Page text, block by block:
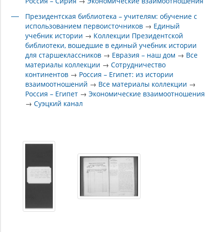
Президентская библиотека – учителям: обучение с
использованием первоисточников → Единый
учебник истории → Коллекции Президентской
библиотеки, вошедшие в единый учебник истории
для старшеклассников → Евразия – наш дом → Все
материалы коллекции →Сотрудничество
континентов → Россия – Египет: из истории
взаимоотношений → Все материалы коллекции →
Россия – Египет →Экономические взаимоотношения
→Суэцкий канал